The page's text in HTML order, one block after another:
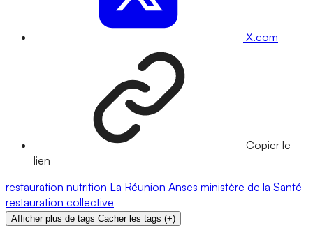
X.com
Copier le
lien
restauration nutrition La Réunion Anses ministère de la Santé
restauration collective
Afficher plus de tags Cacher les tags (+)